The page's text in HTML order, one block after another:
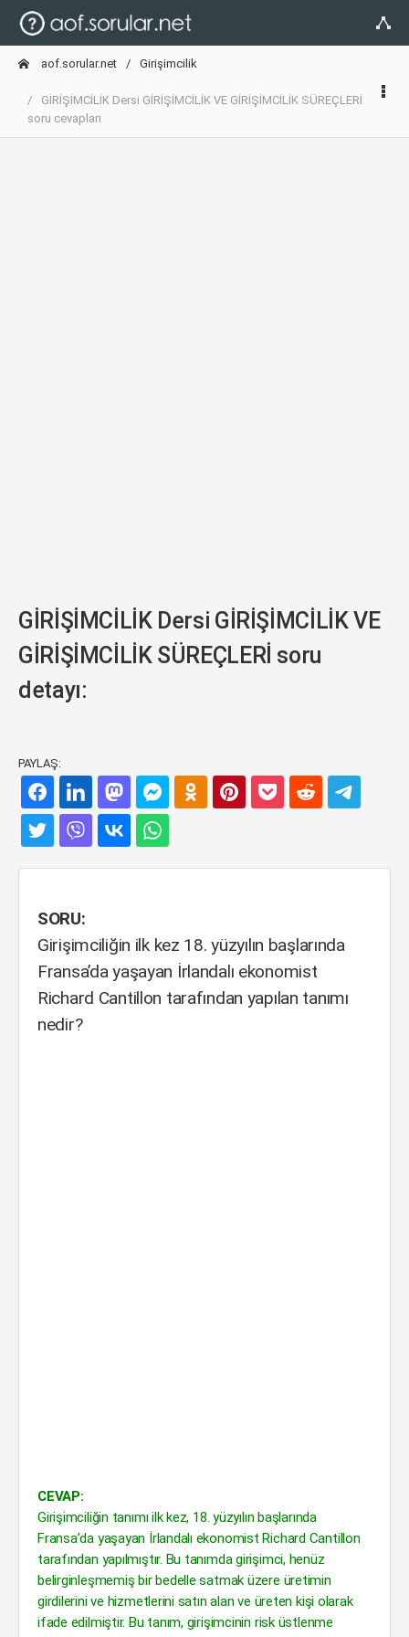
aof.sorular.net Girişimcilik
GİRİŞİMCİLİK Dersi GİRİŞİMCİLİK VE GİRİŞİMCİLİK SÜREÇLERİ
soru cevapları
GİRİŞİMCİLİK Dersi GİRİŞİMCİLİK VE
GİRİŞİMCİLİK SÜREÇLERİ soru
detayı:
PAYLAŞ:
SORU:
Girişimciliğin ilk kez 18. yüzyılın başlarında
Fransa’da yaşayan İrlandalı ekonomist
Richard Cantillon tarafından yapılan tanımı
nedir?
CEVAP:
Girişimciliğin tanımı ilk kez, 18. yüzyılın başlarında
Fransa’da yaşayan İrlandalı ekonomist Richard Cantillon
tarafından yapılmıştır. Bu tanımda girişimci, henüz
belirginleşmemiş bir bedelle satmak üzere üretimin
girdilerini ve hizmetlerini satın alan ve üreten kişi olarak
ifade edilmiştir. Bu tanım, girişimcinin risk üstlenme